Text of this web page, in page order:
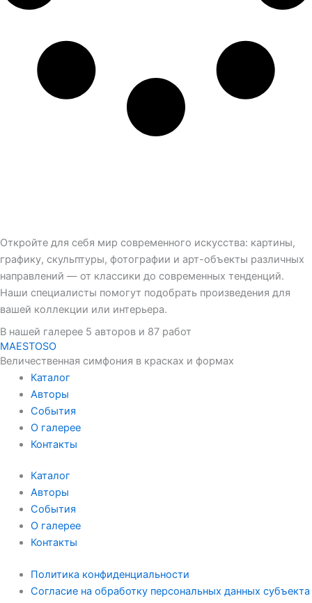
Откройте для себя мир современного искусства: картины,
графику, скульптуры, фотографии и арт-объекты различных
направлений — от классики до современных тенденций.
Наши специалисты помогут подобрать произведения для
вашей коллекции или интерьера.
В нашей галерее 5 авторов и 87 работ
MAESTOSO
Величественная симфония в красках и формах
Каталог
Авторы
События
О галерее
Контакты
Каталог
Авторы
События
О галерее
Контакты
Политика конфиденциальности
Согласие на обработку персональных данных субъекта